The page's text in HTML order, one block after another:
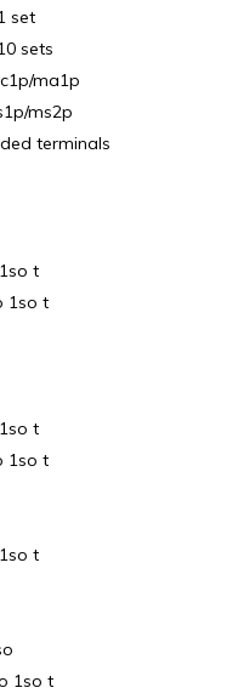
set
sets
ma1p
ms2p
terminals
t
1so t
t
1so t
t
1so t